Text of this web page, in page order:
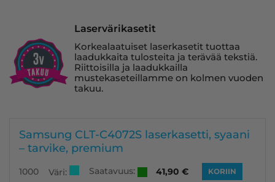
Laservärikasetit
Korkealaatuiset laserkasetit tuottaa
laadukkaita tulosteita ja terävää tekstiä.
Riittoisilla ja laadukkailla
mustekaseteillamme on kolmen vuoden
takuu.
Samsung CLT-C4072S laserkasetti, syaani
– tarvike, premium
1000 Väri: Saatavuus: 41,90 € KORIIN